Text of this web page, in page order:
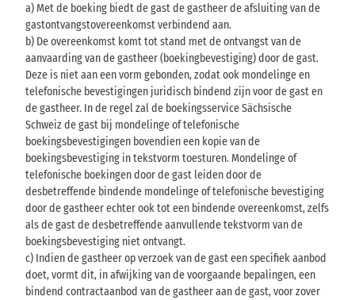
a) Met de boeking biedt de gast de gastheer de afsluiting van de
gastontvangstovereenkomst verbindend aan.
b) De overeenkomst komt tot stand met de ontvangst van de
aanvaarding van de gastheer (boekingbevestiging) door de gast.
Deze is niet aan een vorm gebonden, zodat ook mondelinge en
telefonische bevestigingen juridisch bindend zijn voor de gast en
de gastheer. In de regel zal de boekingsservice Sächsische
Schweiz de gast bij mondelinge of telefonische
boekingsbevestigingen bovendien een kopie van de
boekingsbevestiging in tekstvorm toesturen. Mondelinge of
telefonische boekingen door de gast leiden door de
desbetreffende bindende mondelinge of telefonische bevestiging
door de gastheer echter ook tot een bindende overeenkomst, zelfs
als de gast de desbetreffende aanvullende tekstvorm van de
boekingsbevestiging niet ontvangt.
c) Indien de gastheer op verzoek van de gast een specifiek aanbod
doet, vormt dit, in afwijking van de voorgaande bepalingen, een
bindend contractaanbod van de gastheer aan de gast, voor zover